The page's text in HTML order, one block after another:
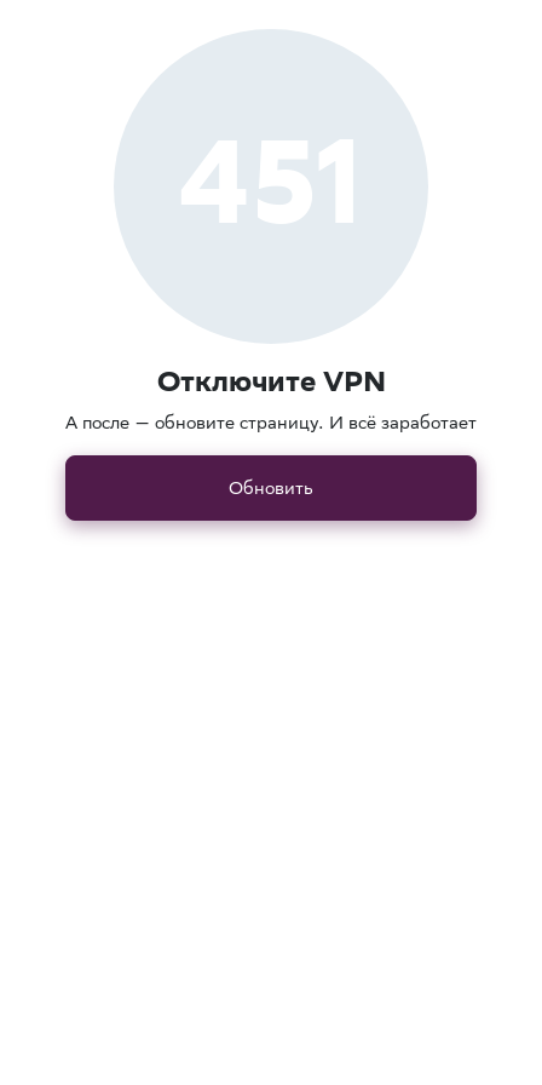
451
Отключите VPN
А после — обновите страницу. И всё заработает
Обновить